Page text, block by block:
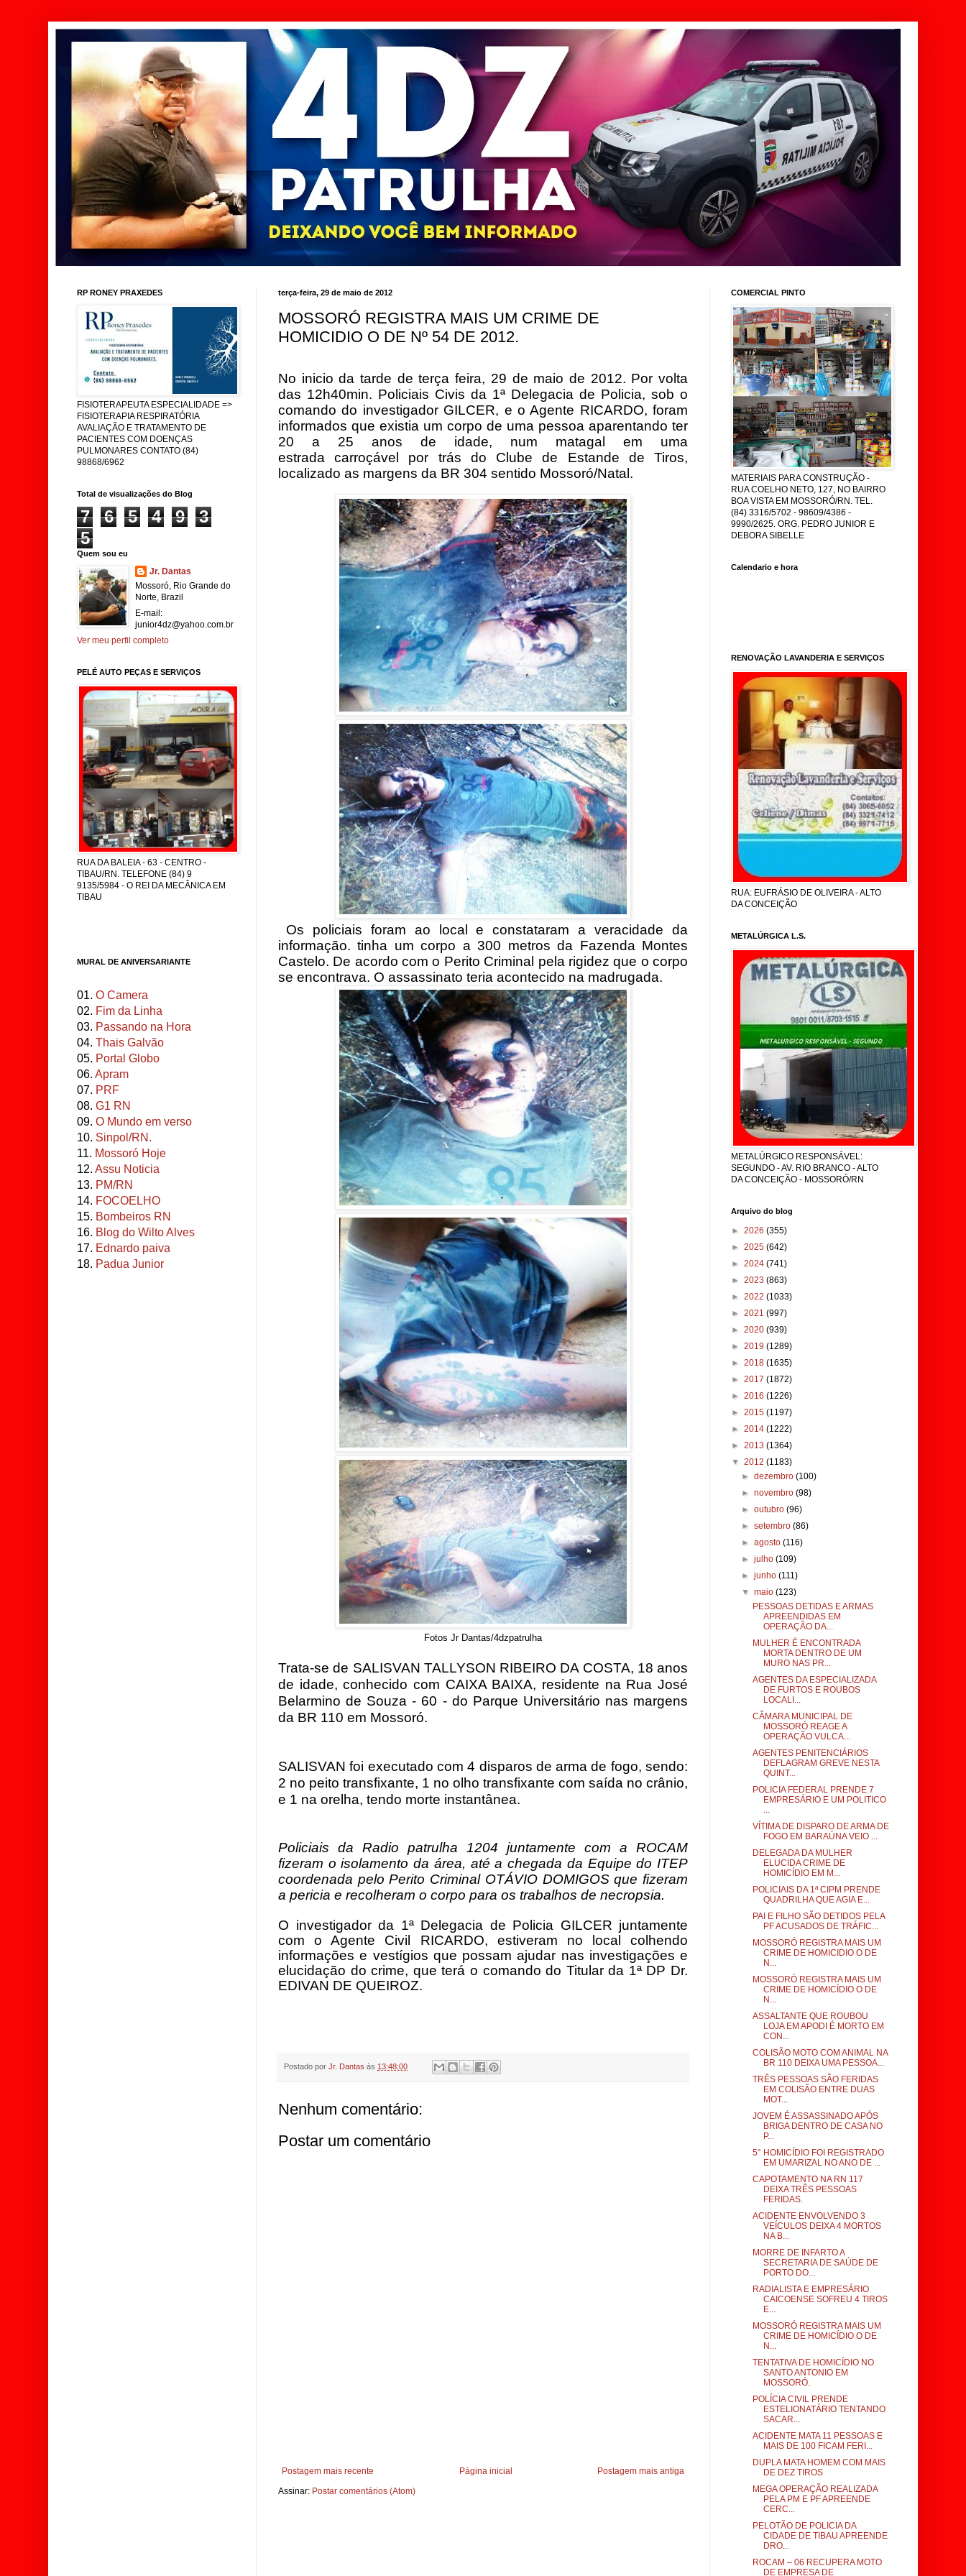
terça-feira, 29 de maio de 2012
MOSSORÓ REGISTRA MAIS UM CRIME DE
HOMICIDIO O DE Nº 54 DE 2012.
No inicio da tarde de terça feira, 29 de maio de 2012. Por volta
das 12h40min. Policiais Civis da 1ª Delegacia de Policia, sob o
comando do investigador GILCER, e o Agente RICARDO, foram
informados que existia um corpo de uma pessoa aparentando ter
20 a 25 anos de idade, num matagal em uma
estrada carroçável por trás do Clube de Estande de Tiros,
localizado as margens da BR 304 sentido Mossoró/Natal.
Os policiais foram ao local e constataram a veracidade da
informação. tinha um corpo a 300 metros da Fazenda Montes
Castelo. De acordo com o Perito Criminal pela rigidez que o corpo
se encontrava. O assassinato teria acontecido na madrugada.
Fotos Jr Dantas/4dzpatrulha
Trata-se de SALISVAN TALLYSON RIBEIRO DA COSTA, 18 anos
de idade, conhecido com CAIXA BAIXA, residente na Rua José
Belarmino de Souza - 60 - do Parque Universitário nas margens
da BR 110 em Mossoró.
SALISVAN foi executado com 4 disparos de arma de fogo, sendo:
2 no peito transfixante, 1 no olho transfixante com saída no crânio,
e 1 na orelha, tendo morte instantânea.
Policiais da Radio patrulha 1204 juntamente com a ROCAM
fizeram o isolamento da área, até a chegada da Equipe do ITEP
coordenada pelo Perito Criminal OTÁVIO DOMIGOS que fizeram
a pericia e recolheram o corpo para os trabalhos de necropsia.
O investigador da 1ª Delegacia de Policia GILCER juntamente
com o Agente Civil RICARDO, estiveram no local colhendo
informações e vestígios que possam ajudar nas investigações e
elucidação do crime, que terá o comando do Titular da 1ª DP Dr.
EDIVAN DE QUEIROZ.
Postado por Jr. Dantas às 13:48:00
Nenhum comentário:
Postar um comentário
Postagem mais recente Postagem mais antiga
Página inicial
Assinar: Postar comentários (Atom)
RP RONEY PRAXEDES
FISIOTERAPEUTA ESPECIALIDADE =>
FISIOTERAPIA RESPIRATÓRIA
AVALIAÇÃO E TRATAMENTO DE
PACIENTES COM DOENÇAS
PULMONARES CONTATO (84)
98868/6962
Total de visualizações do Blog
7 6 5 4 9
3
5
Quem sou eu
Jr. Dantas
Mossoró, Rio Grande do
Norte, Brazil
E-mail:
junior4dz@yahoo.com.br
Ver meu perfil completo
PELÉ AUTO PEÇAS E SERVIÇOS
RUA DA BALEIA - 63 - CENTRO -
TIBAU/RN. TELEFONE (84) 9
9135/5984 - O REI DA MECÂNICA EM
TIBAU
MURAL DE ANIVERSARIANTE
01. O Camera
02. Fim da Linha
03. Passando na Hora
04. Thais Galvão
05. Portal Globo
06. Apram
07. PRF
08. G1 RN
09. O Mundo em verso
10. Sinpol/RN.
11. Mossoró Hoje
12. Assu Noticia
13. PM/RN
14. FOCOELHO
15. Bombeiros RN
16. Blog do Wilto Alves
17. Ednardo paiva
18. Padua Junior
COMERCIAL PINTO
MATERIAIS PARA CONSTRUÇÃO -
RUA COELHO NETO, 127, NO BAIRRO
BOA VISTA EM MOSSORÓ/RN. TEL.
(84) 3316/5702 - 98609/4386 -
9990/2625. ORG. PEDRO JUNIOR E
DEBORA SIBELLE
Calendario e hora
RENOVAÇÃO LAVANDERIA E SERVIÇOS
RUA: EUFRÁSIO DE OLIVEIRA - ALTO
DA CONCEIÇÃO
METALÚRGICA L.S.
METALÚRGICO RESPONSÁVEL:
SEGUNDO - AV. RIO BRANCO - ALTO
DA CONCEIÇÃO - MOSSORÓ/RN
Arquivo do blog
► 2026 (355)
► 2025 (642)
► 2024 (741)
► 2023 (863)
► 2022 (1033)
► 2021 (997)
► 2020 (939)
► 2019 (1289)
► 2018 (1635)
► 2017 (1872)
► 2016 (1226)
► 2015 (1197)
► 2014 (1222)
► 2013 (1364)
▼ 2012 (1183)
►dezembro(100)
►novembro(98)
►outubro(96)
►setembro(86)
►agosto(116)
►julho(109)
►junho(111)
▼maio(123)
PESSOAS DETIDAS E ARMAS
APREENDIDAS EM
OPERAÇÃO DA...
MULHER É ENCONTRADA
MORTA DENTRO DE UM
MURO NAS PR...
AGENTES DA ESPECIALIZADA
DE FURTOS E ROUBOS
LOCALI...
CÂMARA MUNICIPAL DE
MOSSORÓ REAGE A
OPERAÇÃO VULCA...
AGENTES PENITENCIÁRIOS
DEFLAGRAM GREVE NESTA
QUINT...
POLICIA FEDERAL PRENDE 7
EMPRESÁRIO E UM POLITICO
...
VÍTIMA DE DISPARO DE ARMA DE
FOGO EM BARAÚNA VEIO ...
DELEGADA DA MULHER
ELUCIDA CRIME DE
HOMICÍDIO EM M...
POLICIAIS DA 1ª CIPM PRENDE
QUADRILHA QUE AGIA E...
PAI E FILHO SÃO DETIDOS PELA
PF ACUSADOS DE TRÁFIC...
MOSSORÓ REGISTRA MAIS UM
CRIME DE HOMICIDIO O DE
N...
MOSSORÓ REGISTRA MAIS UM
CRIME DE HOMICÍDIO O DE
N...
ASSALTANTE QUE ROUBOU
LOJA EM APODI É MORTO EM
CON...
COLISÃO MOTO COM ANIMAL NA
BR 110 DEIXA UMA PESSOA...
TRÊS PESSOAS SÃO FERIDAS
EM COLISÃO ENTRE DUAS
MOT...
JOVEM É ASSASSINADO APÓS
BRIGA DENTRO DE CASA NO
P...
5° HOMICÍDIO FOI REGISTRADO
EM UMARIZAL NO ANO DE ...
CAPOTAMENTO NA RN 117
DEIXA TRÊS PESSOAS
FERIDAS.
ACIDENTE ENVOLVENDO 3
VEÍCULOS DEIXA 4 MORTOS
NA B...
MORRE DE INFARTO A
SECRETARIA DE SAÚDE DE
PORTO DO...
RADIALISTA E EMPRESÁRIO
CAICOENSE SOFREU 4 TIROS
E...
MOSSORÓ REGISTRA MAIS UM
CRIME DE HOMICÍDIO O DE
N...
TENTATIVA DE HOMICÍDIO NO
SANTO ANTONIO EM
MOSSORÓ.
POLÍCIA CIVIL PRENDE
ESTELIONATÁRIO TENTANDO
SACAR...
ACIDENTE MATA 11 PESSOAS E
MAIS DE 100 FICAM FERI...
DUPLA MATA HOMEM COM MAIS
DE DEZ TIROS
MEGA OPERAÇÃO REALIZADA
PELA PM E PF APREENDE
CERC...
PELOTÃO DE POLICIA DA
CIDADE DE TIBAU APREENDE
DRO...
ROCAM – 06 RECUPERA MOTO
DE EMPRESA DE